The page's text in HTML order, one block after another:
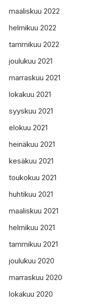
maaliskuu 2022
helmikuu 2022
tammikuu 2022
joulukuu 2021
marraskuu 2021
lokakuu 2021
syyskuu 2021
elokuu 2021
heinäkuu 2021
kesäkuu 2021
toukokuu 2021
huhtikuu 2021
maaliskuu 2021
helmikuu 2021
tammikuu 2021
joulukuu 2020
marraskuu 2020
lokakuu 2020